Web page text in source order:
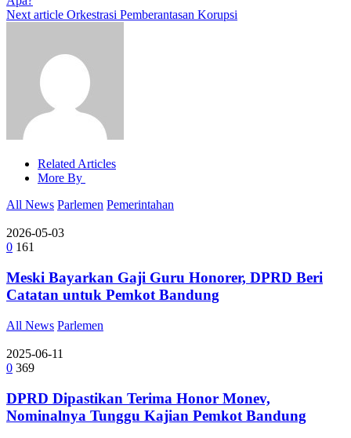
Next article Orkestrasi Pemberantasan Korupsi
Related Articles
More By
All News Parlemen Pemerintahan
2026-05-03
0 161
Meski Bayarkan Gaji Guru Honorer, DPRD Beri
Catatan untuk Pemkot Bandung
All News Parlemen
2025-06-11
0 369
DPRD Dipastikan Terima Honor Monev,
Nominalnya Tunggu Kajian Pemkot Bandung